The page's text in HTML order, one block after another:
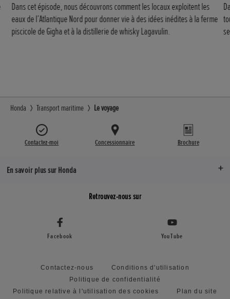
Dans cet épisode, nous découvrons comment les locaux exploitent les
eaux de l’Atlantique Nord pour donner vie à des idées inédites à la ferme
piscicole de Gigha et à la distillerie de whisky Lagavulin.
Honda Transport maritime Le voyage
Contactez-moi Concessionnaire Brochure
En savoir plus sur Honda
Retrouvez-nous sur
Facebook YouTube
Contactez-nous
Conditions d'utilisation
Politique de confidentialité
Politique relative à l'utilisation des cookies
Plan du site